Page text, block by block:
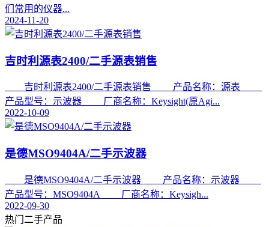
们常用的仪器...
2024-11-20
吉时利源表2400/二手源表销售
吉时利源表2400/二手源表销售 产品名称：源表
产品型号：示波器 厂商名称：Keysight(原Agi...
2022-10-09
是德MSO9404A/二手示波器
是德MSO9404A/二手示波器 产品名称：示波器
产品型号：MSO9404A 厂商名称：Keysigh...
2022-09-30
热门二手产品